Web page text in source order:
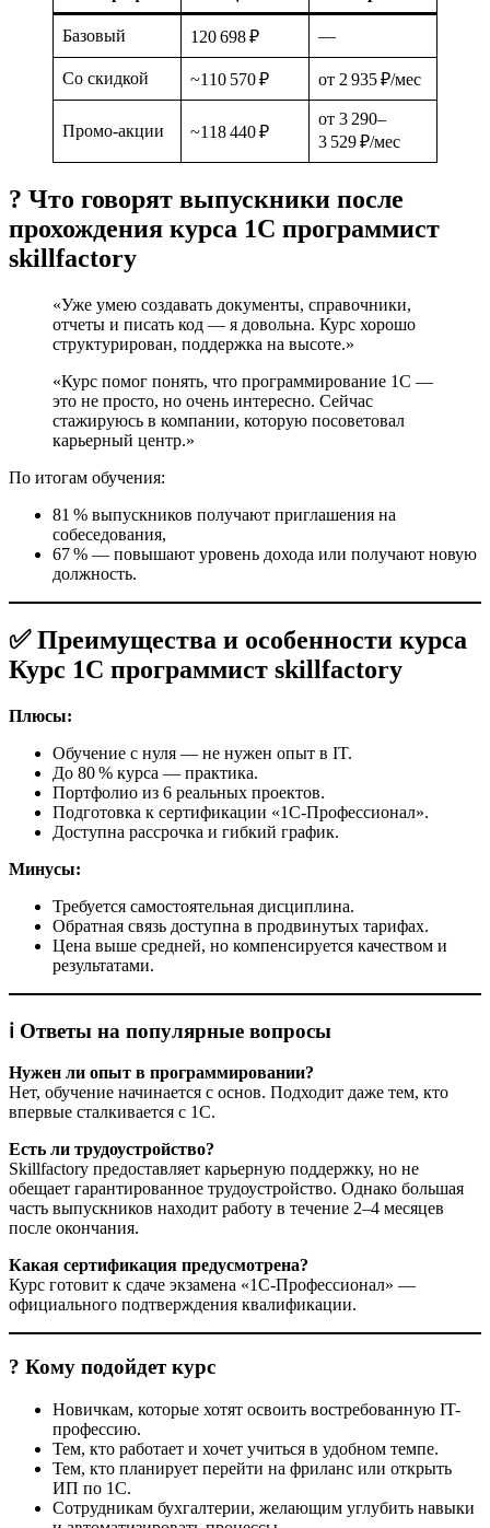
Базовый 120 698 ₽ —
Со скидкой ~110 570 ₽ от 2 935 ₽/мес
Промо-акции ~118 440 ₽
от 3 290–
3 529 ₽/мес
? Что говорят выпускники после
прохождения курса 1С программист
skillfactory
«Уже умею создавать документы, справочники,
отчеты и писать код — я довольна. Курс хорошо
структурирован, поддержка на высоте.»
«Курс помог понять, что программирование 1С —
это не просто, но очень интересно. Сейчас
стажируюсь в компании, которую посоветовал
карьерный центр.»
По итогам обучения:
81 % выпускников получают приглашения на
собеседования,
67 % — повышают уровень дохода или получают новую
должность.
✅ Преимущества и особенности курса
Курс 1С программист skillfactory
Плюсы:
Обучение с нуля — не нужен опыт в IT.
До 80 % курса — практика.
Портфолио из 6 реальных проектов.
Подготовка к сертификации «1С‑Профессионал».
Доступна рассрочка и гибкий график.
Минусы:
Требуется самостоятельная дисциплина.
Обратная связь доступна в продвинутых тарифах.
Цена выше средней, но компенсируется качеством и
результатами.
ℹ️ Ответы на популярные вопросы
Нужен ли опыт в программировании?
Нет, обучение начинается с основ. Подходит даже тем, кто
впервые сталкивается с 1С.
Есть ли трудоустройство?
Skillfactory предоставляет карьерную поддержку, но не
обещает гарантированное трудоустройство. Однако большая
часть выпускников находит работу в течение 2–4 месяцев
после окончания.
Какая сертификация предусмотрена?
Курс готовит к сдаче экзамена «1С‑Профессионал» —
официального подтверждения квалификации.
? Кому подойдет курс
Новичкам, которые хотят освоить востребованную IT-
профессию.
Тем, кто работает и хочет учиться в удобном темпе.
Тем, кто планирует перейти на фриланс или открыть
ИП по 1С.
Сотрудникам бухгалтерии, желающим углубить навыки